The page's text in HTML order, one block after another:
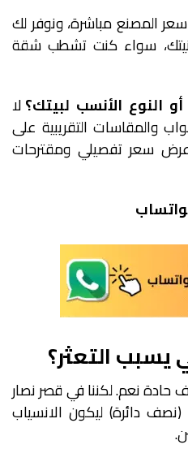
المصنع مباشرة، ونوفر لك
سواء كنت تشطب شقة
النوع الأنسب لبيتك؟لا
والمقاسات التقريبية على
عرض سعر تفصيلي ومقترحات
يسبب التعثر؟
حادة نعم. لكننا في قصر نصار
(نصف دائرة) ليكون الانسياب